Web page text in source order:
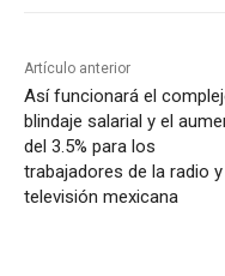
Artículo anterior
Así funcionará el
blindaje salarial y el
del 3.5% para los
trabajadores de la radio
televisión mexicana